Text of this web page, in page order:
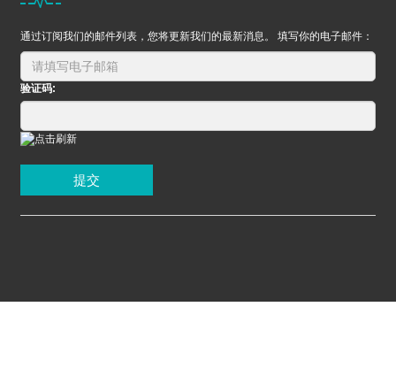
通过订阅我们的邮件列表，您将更新我们的最新消息。 填写你的电子邮件：
验证码:
提交